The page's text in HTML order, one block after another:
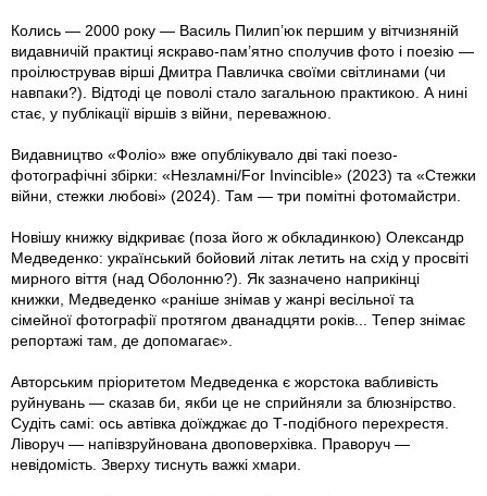
Колись — 2000 року — Василь Пилип’юк першим у вітчизняній
видавничій практиці яскраво-пам’ятно сполучив фото і поезію —
проілюстрував вірші Дмитра Павличка своїми світлинами (чи
навпаки?). Відтоді це поволі стало загальною практикою. А нині
стає, у публікації віршів з війни, переважною.
Видавництво «Фоліо» вже опублікувало дві такі поезо-
фотографічні збірки: «Незламні/For Invincible» (2023) та «Стежки
війни, стежки любові» (2024). Там — три помітні фотомайстри.
Новішу книжку відкриває (поза його ж обкладинкою) Олександр
Медведенко: український бойовий літак летить на схід у просвіті
мирного віття (над Оболонню?). Як зазначено наприкінці
книжки, Медведенко «раніше знімав у жанрі весільної та
сімейної фотографії протягом дванадцяти років... Тепер знімає
репортажі там, де допомагає».
Авторським пріоритетом Медведенка є жорстока вабливість
руйнувань — сказав би, якби це не сприйняли за блюзнірство.
Судіть самі: ось автівка доїжджає до Т-подібного перехрестя.
Ліворуч — напівзруйнована двоповерхівка. Праворуч —
невідомість. Зверху тиснуть важкі хмари.